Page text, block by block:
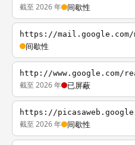
截至 2026 年 间歇性
https://mail.google.com/
间歇性
http://www.google.com/
截至 2026 年 已屏蔽
https://
截至 2026 年 间歇性